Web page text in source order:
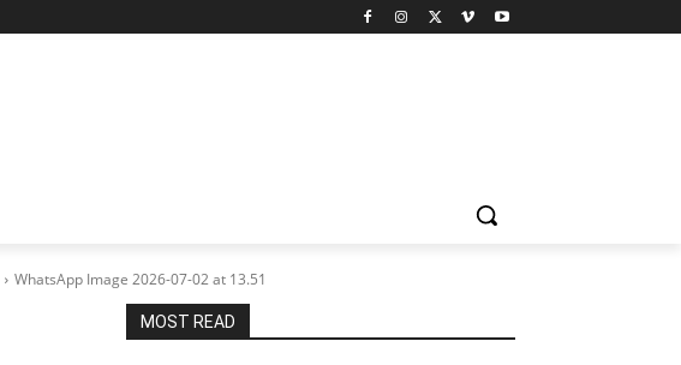
WhatsApp Image 2026-07-02 at 13.51
MOST READ